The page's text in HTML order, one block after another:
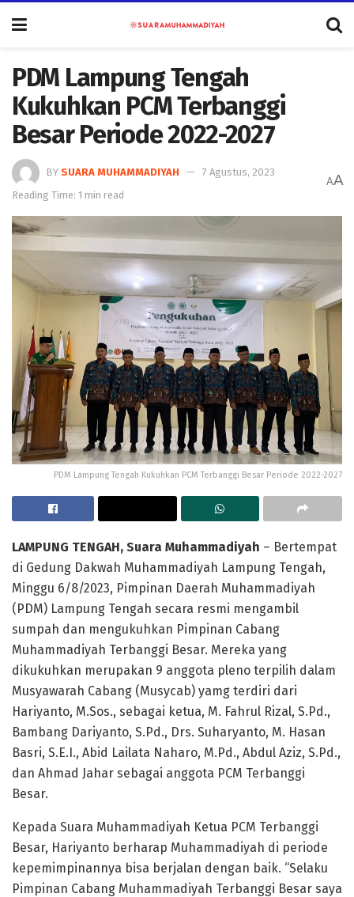
PDM Lampung Tengah
Kukuhkan PCM Terbanggi
Besar Periode 2022-2027
BY SUARA MUHAMMADIYAH
7 Agustus, 2023
Reading Time: 1 min read
AA
PDM Lampung Tengah Kukuhkan PCM Terbanggi Besar Periode 2022-2027
LAMPUNG TENGAH, Suara Muhammadiyah – Bertempat
di Gedung Dakwah Muhammadiyah Lampung Tengah,
Minggu 6/8/2023, Pimpinan Daerah Muhammadiyah
(PDM) Lampung Tengah secara resmi mengambil
sumpah dan mengukuhkan Pimpinan Cabang
Muhammadiyah Terbanggi Besar. Mereka yang
dikukuhkan merupakan 9 anggota pleno terpilih dalam
Musyawarah Cabang (Musycab) yamg terdiri dari
Hariyanto, M.Sos., sebagai ketua, M. Fahrul Rizal, S.Pd.,
Bambang Dariyanto, S.Pd., Drs. Suharyanto, M. Hasan
Basri, S.E.I., Abid Lailata Naharo, M.Pd., Abdul Aziz, S.Pd.,
dan Ahmad Jahar sebagai anggota PCM Terbanggi
Besar.
Kepada Suara Muhammadiyah Ketua PCM Terbanggi
Besar, Hariyanto berharap Muhammadiyah di periode
kepemimpinannya bisa berjalan dengan baik. “Selaku
Pimpinan Cabang Muhammadiyah Terbanggi Besar saya